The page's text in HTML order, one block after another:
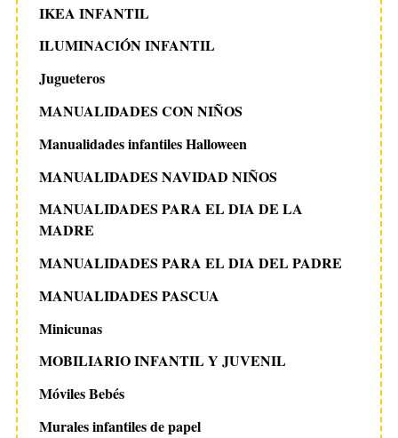
IKEA INFANTIL
ILUMINACIÓN INFANTIL
Jugueteros
MANUALIDADES CON NIÑOS
Manualidades infantiles Halloween
MANUALIDADES NAVIDAD NIÑOS
MANUALIDADES PARA EL DIA DE LA
MADRE
MANUALIDADES PARA EL DIA DEL PADRE
MANUALIDADES PASCUA
Minicunas
MOBILIARIO INFANTIL Y JUVENIL
Móviles Bebés
Murales infantiles de papel